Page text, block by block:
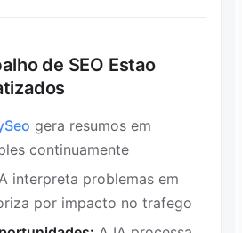
de SEO Estao
gera resumos em
continuamente
interpreta problemas em
por impacto no trafego